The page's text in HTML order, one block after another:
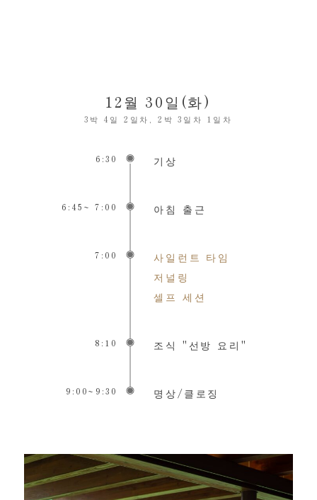
12월 30일(화)
3박 4일 2일차, 2박 3일차 1일차
6:30 기상
6:45~ 7:00 아침 출근
7:00
사일런트 타임
저널링
셀프 세션
8:10 조식 "선방 요리"
9:00~9:30 명상/클로징